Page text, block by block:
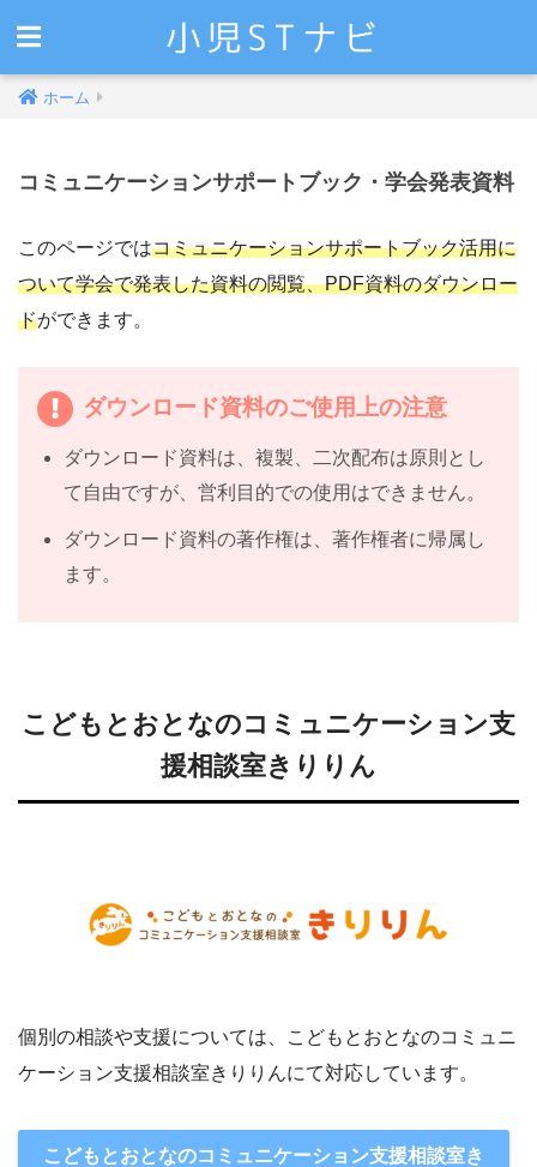
ホーム
コミュニケーションサポートブック・学会発表資料
このページではコミュニケーションサポートブック活用に
ついて学会で発表した資料の閲覧、PDF資料のダウンロー
ドができます。
ダウンロード資料のご使用上の注意
ダウンロード資料は、複製、二次配布は原則とし
て自由ですが、営利目的での使用はできません。
ダウンロード資料の著作権は、著作権者に帰属し
ます。
こどもとおとなのコミュニケーション支
援相談室きりりん
個別の相談や支援については、こどもとおとなのコミュニ
ケーション支援相談室きりりんにて対応しています。
こどもとおとなのコミュニケーション支援相談室き